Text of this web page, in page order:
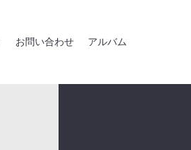
お問い合わせ アルバム